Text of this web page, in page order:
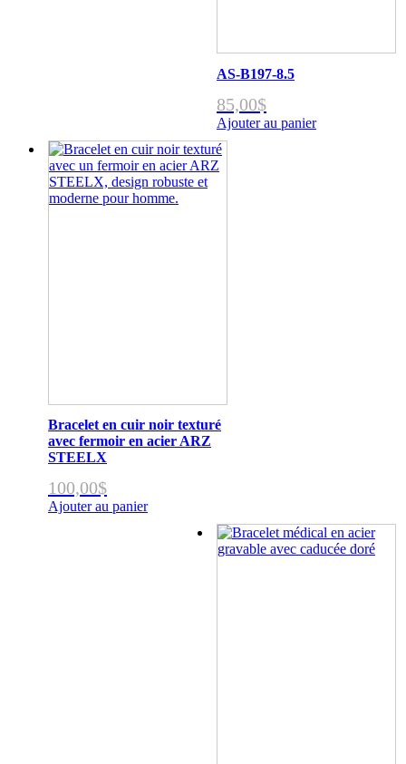
AS-B197-8.5
85,00$
Ajouter au panier
Bracelet en cuir noir texturé
avec fermoir en acier ARZ
STEELX
100,00$
Ajouter au panier